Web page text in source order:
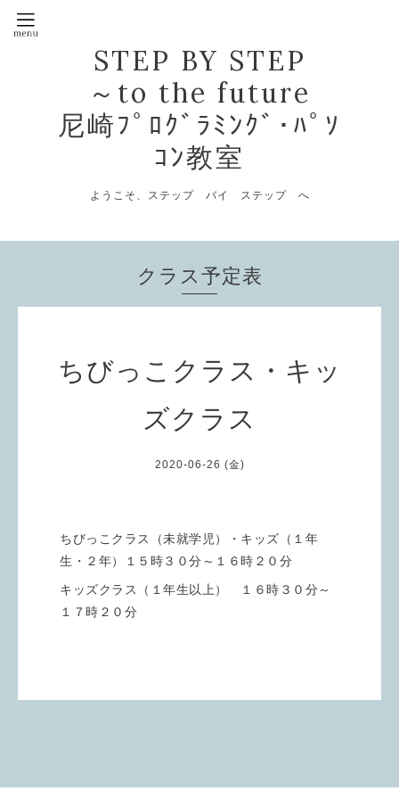
STEP BY STEP
～to the future
尼崎ﾌﾟﾛｸﾞﾗﾐﾝｸﾞ･ﾊﾟｿ
ｺﾝ教室
ようこそ、ステップ バイ ステップ へ
クラス予定表
ちびっこクラス・キッ
ズクラス
2020-06-26 (金)
ちびっこクラス（未就学児）・キッズ（１年
生・２年）１５時３０分～１６時２０分
キッズクラス（１年生以上） １６時３０分～
１７時２０分